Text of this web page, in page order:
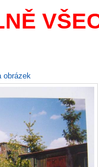
obrázek